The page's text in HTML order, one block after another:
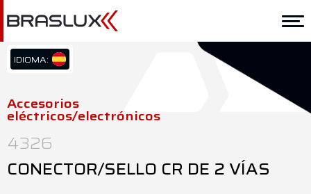
Home
Braslux
Aplicación
Downloads
IDIOMA:
PT/BR
ES/ES
Accesorios
eléctricos/electrónicos
4326
CONECTOR/SELLO CR DE 2 VÍAS